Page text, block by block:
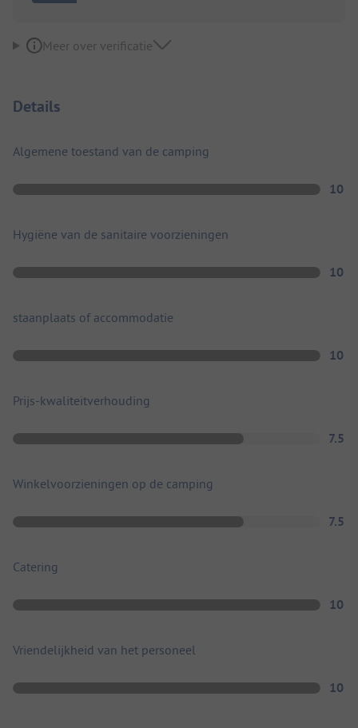
Meer over verificatie
Details
Algemene toestand van de camping
10
Hygiëne van de sanitaire voorzieningen
10
staanplaats of accommodatie
10
Prijs-kwaliteitverhouding
7.5
Winkelvoorzieningen op de camping
7.5
Catering
10
Vriendelijkheid van het personeel
10